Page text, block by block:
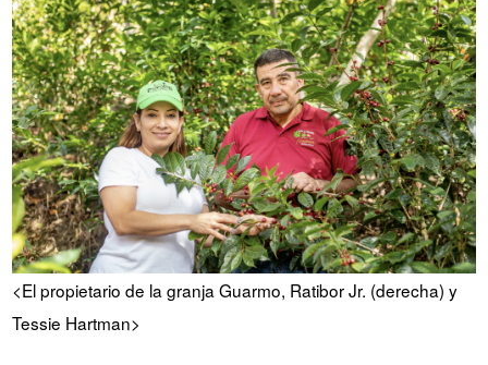
<El propietario de la granja Guarmo, Ratibor Jr. (derecha) y
Tessie Hartman>